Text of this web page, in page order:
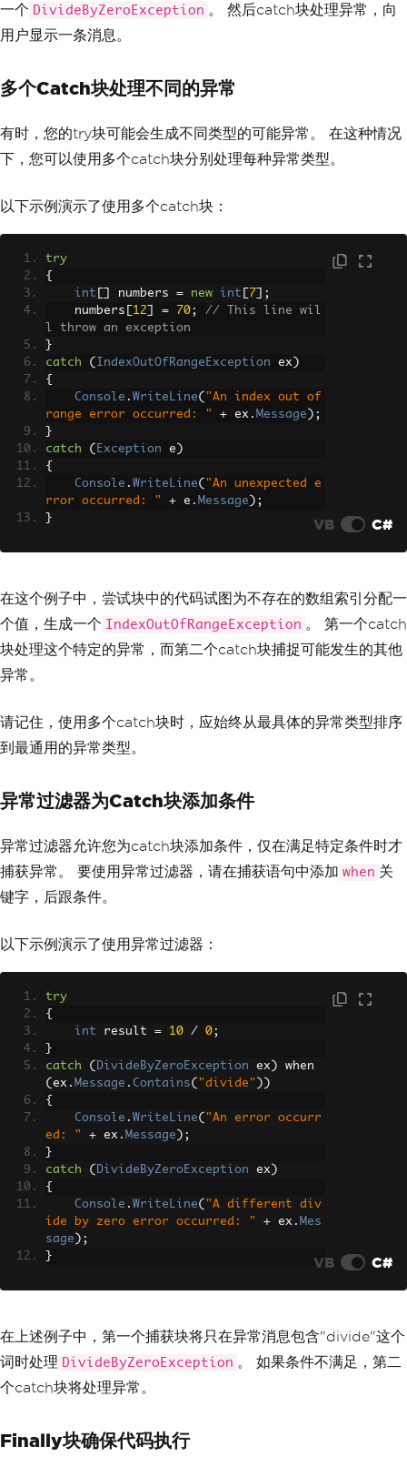
一个 DivideByZeroException 。 然后catch块处理异常，向
用户显示一条消息。
多个Catch块处理不同的异常
有时，您的try块可能会生成不同类型的可能异常。 在这种情况
下，您可以使用多个catch块分别处理每种异常类型。
以下示例演示了使用多个catch块：
try
{
int
numbers = new int 7 ];
    numbers
12 = 70;
// This line wil
l throw an exception
}
catch
( IndexOutOfRangeException ex )
{
Console . WriteLine( "An index out of
range error occurred: "
+ ex . Message );
}
catch
( Exception e )
{
Console . WriteLine( "An unexpected e
rror occurred: "
+ e . Message );
}
VB C#
在这个例子中，尝试块中的代码试图为不存在的数组索引分配一
个值，生成一个
IndexOutOfRangeException 。 第一个catch
块处理这个特定的异常，而第二个catch块捕捉可能发生的其他
异常。
请记住，使用多个catch块时，应始终从最具体的异常类型排序
到最通用的异常类型。
异常过滤器为Catch块添加条件
异常过滤器允许您为catch块添加条件，仅在满足特定条件时才
捕获异常。 要使用异常过滤器，请在捕获语句中添加 when 关
键字，后跟条件。
以下示例演示了使用异常过滤器：
try
{
int result = 10 / 0;
}
catch
( DivideByZeroException ex )
( ex . Message . Contains( "divide" ))
{
Console . WriteLine( "An error occurr
ed: "
+ ex . Message );
}
catch
( DivideByZeroException ex )
{
Console . WriteLine( "A different div
ide by zero error occurred: "
+ ex . Mes
sage );
}
VB C#
在上述例子中，第一个捕获块将只在异常消息包含"divide"这个
词时处理 DivideByZeroException 。 如果条件不满足，第二
个catch块将处理异常。
Finally块确保代码执行